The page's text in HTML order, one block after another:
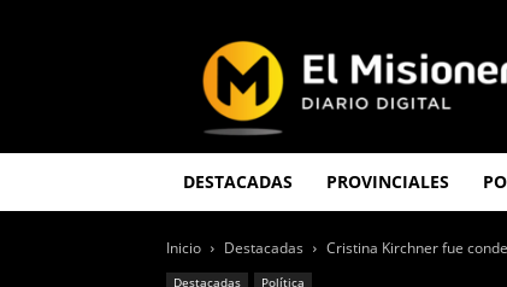
Misionero
DESTACADAS PROVINCIALES
Inicio Destacadas Cristina Kirchner fue
Destacadas Política